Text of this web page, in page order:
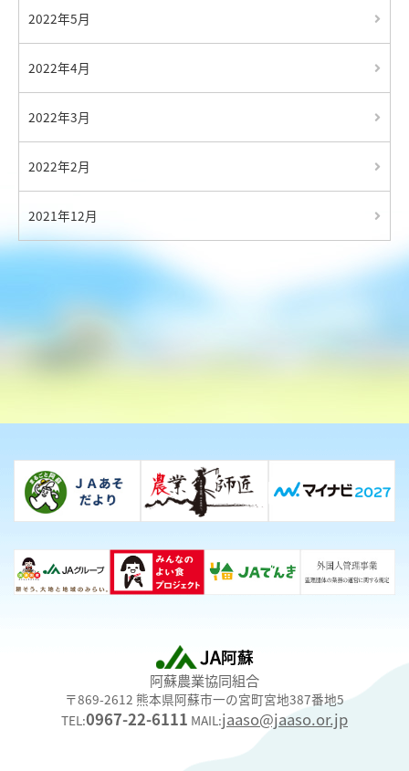
2022年5月
2022年4月
2022年3月
2022年2月
2021年12月
阿蘇農業協同組合
〒869-2612 熊本県阿蘇市一の宮町宮地387番地5
TEL:0967-22-6111 MAIL:jaaso@jaaso.or.jp